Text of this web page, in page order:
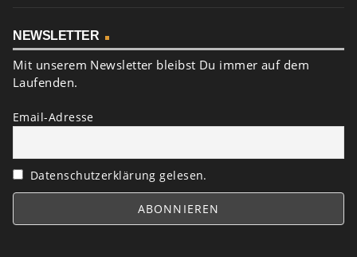
NEWSLETTER
Mit unserem Newsletter bleibst Du immer auf dem
Laufenden.
Email-Adresse
Datenschutzerklärung gelesen.